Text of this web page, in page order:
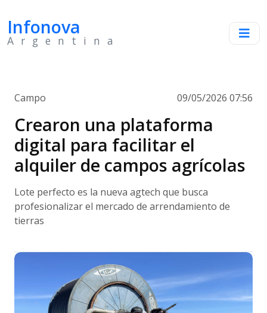
Infonova
Argentina
Campo 09/05/2026 07:56
Crearon una plataforma
digital para facilitar el
alquiler de campos agrícolas
Lote perfecto es la nueva agtech que busca
profesionalizar el mercado de arrendamiento de
tierras